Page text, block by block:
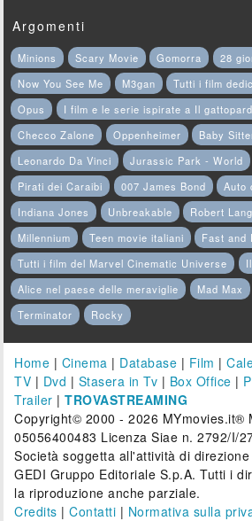
Argomenti
Minions Scary Movie Gomorra
28
Now You See Me
M3gan
Tutti i film
Opus
I film e le serie ispirate a Il
Checco Zalone
Oppenheimer Baby
Leonardo Da Vinci
Jurassic Park - World
Pirati dei Caraibi
007 James Bond Auto
Indiana Jones
Unbreakable Robert
Millennium
Teen movie italiani
Fast and
Tutti i film del Marvel Cinematic Universe
Alice nel paese delle meraviglie
Mad Max
Terminator
Rocky
Home | Cinema | Database | Film |
TV | Dvd | Stasera in Tv | Box Office |
Trailer |TROVASTREAMING
Copyright© 2000 - 2026 MYmovies.it®
05056400483 Licenza Siae n. 2792/I/
Società soggetta all'attività di
GEDI Gruppo Editoriale S.p.A. Tutti i
la riproduzione anche parziale.
Credits |Contatti | Normativa sulla